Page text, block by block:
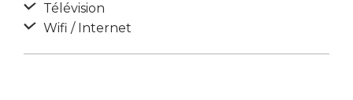
Télévision
Wifi / Internet